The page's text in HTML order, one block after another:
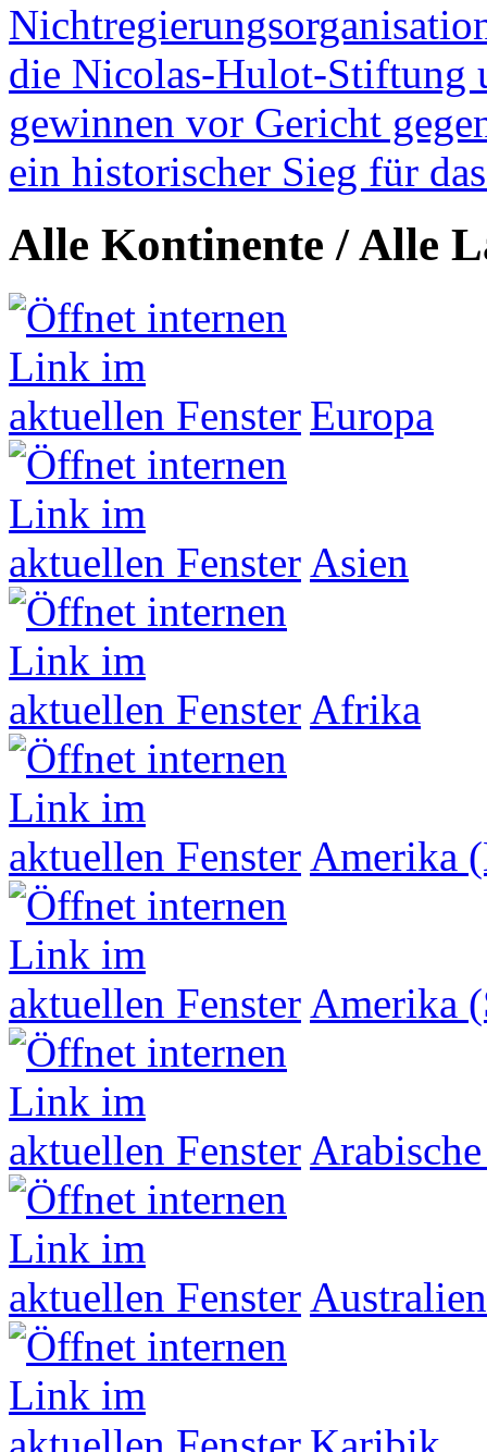
die Nicolas-Hulot-Stiftung
gewinnen vor Gericht
ein historischer Sieg für
Alle Kontinente / Alle
Europa
Asien
Afrika
Amerika
Amerika
Australien